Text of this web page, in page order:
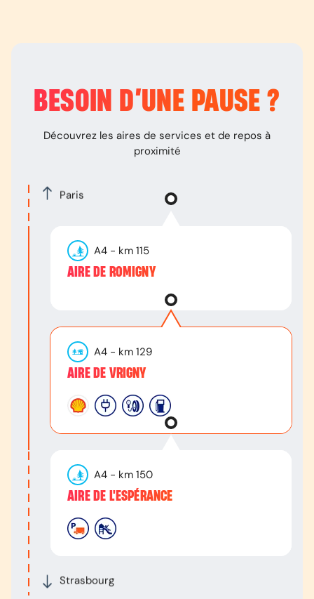
BESOIN D’UNE PAUSE ?
Découvrez les aires de services et de repos à
proximité
Paris
Strasbourg
A4 - km 115
AIRE DE ROMIGNY
A4 - km 129
AIRE DE VRIGNY
A4 - km 150
AIRE DE L'ESPÉRANCE